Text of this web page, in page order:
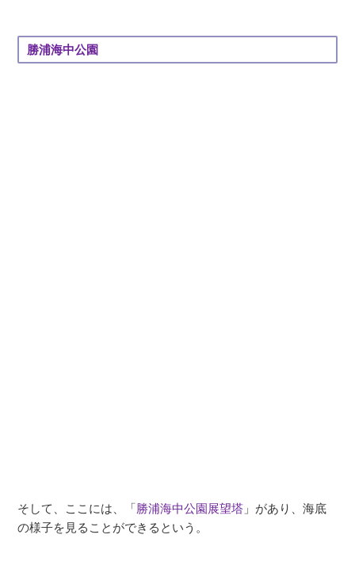
勝浦海中公園
そして、ここには、「勝浦海中公園展望塔 」があり、海底
の様子を見ることができるという。